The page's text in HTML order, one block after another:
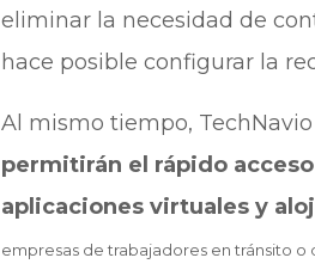
eliminar la necesidad de
hace posible configurar la
Al mismo tiempo,
permitirán el rápido
aplicaciones virtuales y
empresas de trabajadores en tránsito